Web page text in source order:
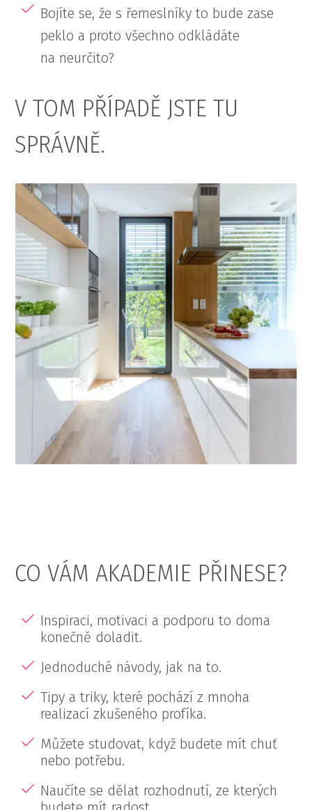
Bojíte se, že s řemeslníky to bude zase
peklo a proto všechno odkládáte
na neurčito?
V TOM PŘÍPADĚ JSTE TU
SPRÁVNĚ.
CO VÁM AKADEMIE PŘINESE?
Inspiraci, motivaci a podporu to doma
konečně doladit.
Jednoduché návody, jak na to.
Tipy a triky, které pochází z mnoha
realizací zkušeného profíka.
Můžete studovat, když budete mít chuť
nebo potřebu.
Naučíte se dělat rozhodnutí, ze kterých